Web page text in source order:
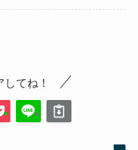
てね！